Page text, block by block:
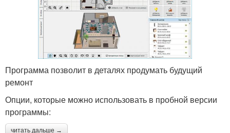
Программа позволит в деталях продумать будущий
ремонт
Опции, которые можно использовать в пробной версии
программы:
читать дальше →